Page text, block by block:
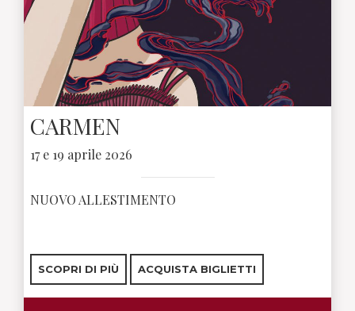
CARMEN
17 e 19 aprile 2026
NUOVO ALLESTIMENTO
SCOPRI DI PIÙ ACQUISTA BIGLIETTI